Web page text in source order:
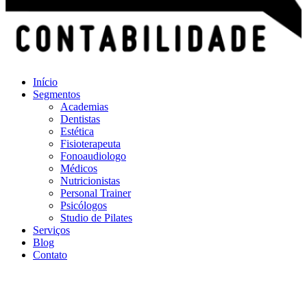
Início
Segmentos
Academias
Dentistas
Estética
Fisioterapeuta
Fonoaudiologo
Médicos
Nutricionistas
Personal Trainer
Psicólogos
Studio de Pilates
Serviços
Blog
Contato